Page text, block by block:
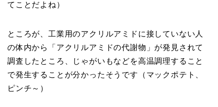
てことだよね）
ところが、工業用のアクリルアミドに接していない人
の体内から「アクリルアミドの代謝物」が発見されて
調査したところ、じゃがいもなどを高温調理すること
で発生することが分かったそうです（マックポテト、
ピンチ～）